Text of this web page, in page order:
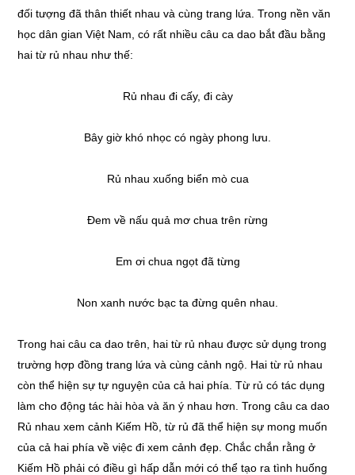
đối tượng đã thân thiết nhau và cùng trang lứa. Trong nền văn
học dân gian Việt Nam, có rất nhiều câu ca dao bắt đầu bằng
hai từ rủ nhau như thế:
Rủ nhau đi cấy, đi cày
Bây giờ khó nhọc có ngày phong lưu.
Rủ nhau xuống biển mò cua
Đem về nấu quả mơ chua trên rừng
Em ơi chua ngọt đã từng
Non xanh nước bạc ta đừng quên nhau.
Trong hai câu ca dao trên, hai từ rủ nhau được sử dụng trong
trường hợp đồng trang lứa và cùng cảnh ngộ. Hai từ rủ nhau
còn thể hiện sự tự nguyện của cả hai phía. Từ rủ có tác dụng
làm cho động tác hài hòa và ăn ý nhau hơn. Trong câu ca dao
Rủ nhau xem cảnh Kiếm Hồ, từ rủ đã thể hiện sự mong muốn
của cả hai phía về việc đi xem cảnh đẹp. Chắc chắn rằng ở
Kiếm Hồ phải có điều gì hấp dẫn mới có thể tạo ra tình huống